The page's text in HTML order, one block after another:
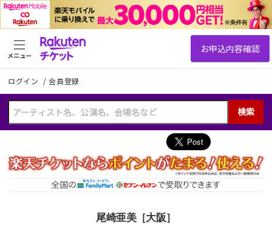
ログイン /会員登録
検索
メニュー
尾崎亜美［大阪］